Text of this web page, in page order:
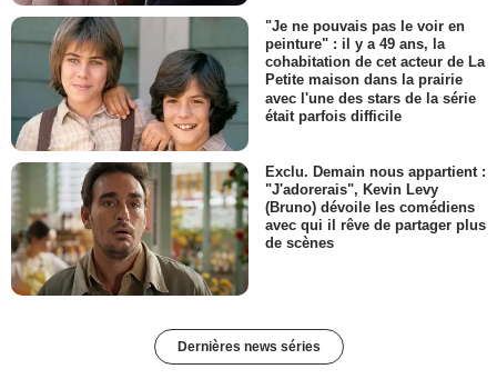
"Je ne pouvais pas le voir en
peinture" : il y a 49 ans, la
cohabitation de cet acteur de La
Petite maison dans la prairie
avec l'une des stars de la série
était parfois difficile
Exclu. Demain nous appartient :
"J'adorerais", Kevin Levy
(Bruno) dévoile les comédiens
avec qui il rêve de partager plus
de scènes
Dernières news séries